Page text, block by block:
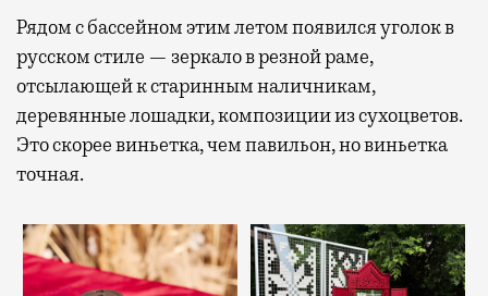
Рядом с бассейном этим летом появился уголок в
русском стиле — зеркало в резной раме,
отсылающей к старинным наличникам,
деревянные лошадки, композиции из сухоцветов.
Это скорее виньетка, чем павильон, но виньетка
точная.